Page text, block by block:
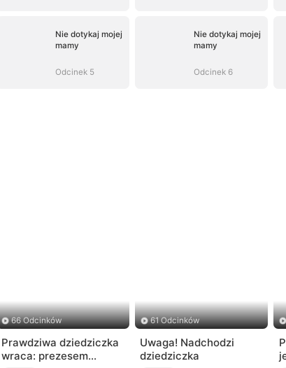
Nie dotykaj mojej
mamy
Odcinek 5
Nie dotykaj mojej
mamy
Odcinek 6
66 Odcinków
Prawdziwa dziedziczka
wraca: prezesem
61 Odcinków
Uwaga! Nadchodzi
dziedziczka